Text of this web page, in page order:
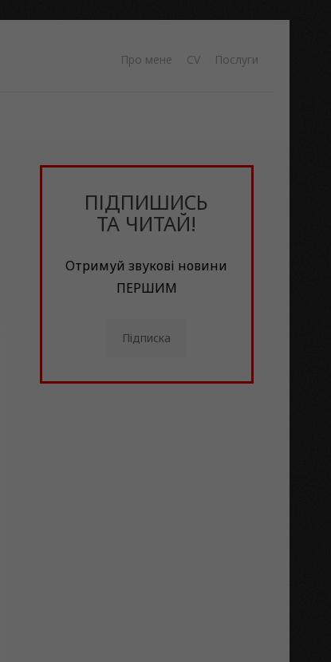
Про мене CV Послуги
ПІДПИШИСЬ
ТА ЧИТАЙ!
Отримуй звукові новини
ПЕРШИМ
Підписка